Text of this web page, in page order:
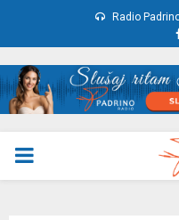
Radio
PRIMARY